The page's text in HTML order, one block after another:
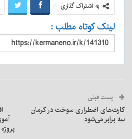
به اشتراک گذاری
لینک کوتاه مطلب :
پست قبلی
کارت‌های اضطراری سوخت در کرمان
سه برابر می‌شود